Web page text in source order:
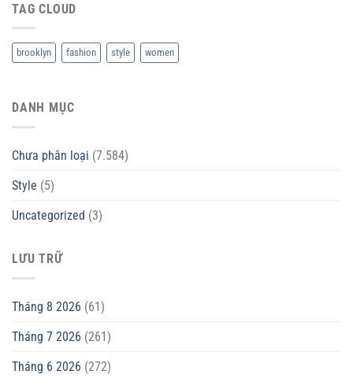
TAG CLOUD
brooklyn fashion style women
DANH MỤC
Chưa phân loại (7.584)
Style (5)
Uncategorized (3)
LƯU TRỮ
Tháng 8 2026 (61)
Tháng 7 2026 (261)
Tháng 6 2026 (272)